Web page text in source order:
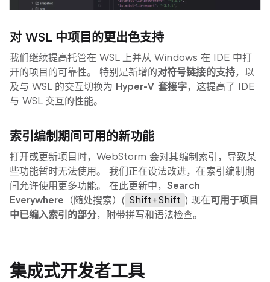
对 WSL 中项目的更出色支持
我们继续提高托管在 WSL 上并从 Windows 在 IDE 中打
开的项目的可靠性。 特别是新增的对符号链接的支持，以
及与 WSL 的交互切换为 Hyper-V 套接字，这提高了 IDE
与 WSL 交互的性能。
索引编制期间可用的新功能
打开或更新项目时，WebStorm 会对其编制索引，导致某
些功能暂时无法使用。 我们正在设法改进，在索引编制期
间允许使用更多功能。 在此更新中，Search
Everywhere （随处搜索）( Shift+Shift ) 现在可用于项目
中已编入索引的部分，附带拼写和语法检查。
集成式开发者工具